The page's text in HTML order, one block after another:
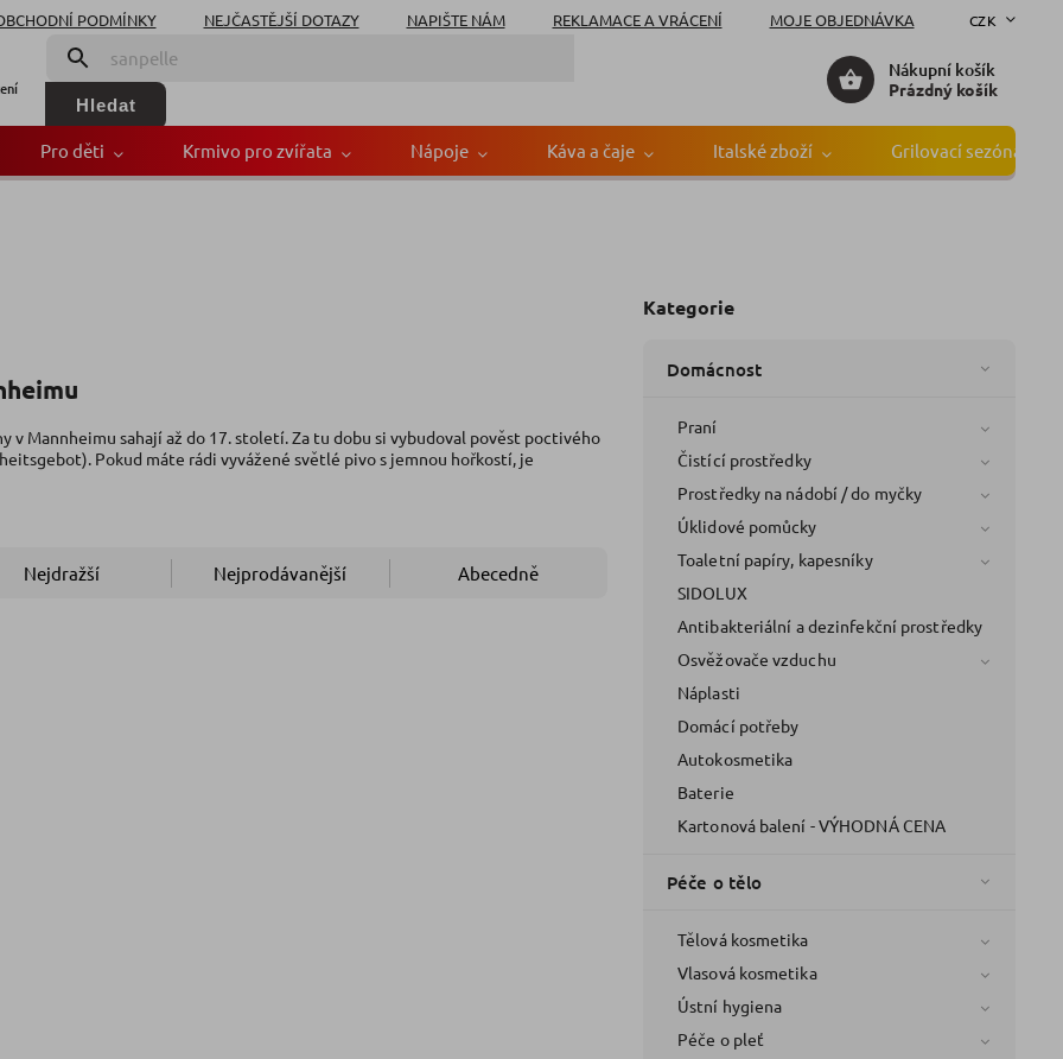
PODMÍNKY NEJČASTĚJŠÍ DOTAZY NAPIŠTE NÁM REKLAMACE A VRÁCENÍ MOJE OBJEDNÁVKA CZK
Hledat
Nákupní košík
Prázdný košík
Pro děti Krmivo pro zvířata Nápoje Káva a čaje Italské zboží Grilovací sezóna
Kategorie
Domácnost
Praní
Čistící prostředky
Prostředky na nádobí / do myčky
Úklidové pomůcky
Toaletní papíry, kapesníky
SIDOLUX
Antibakteriální a dezinfekční prostředky
Osvěžovače vzduchu
Náplasti
Domácí potřeby
Autokosmetika
Baterie
Kartonová balení - VÝHODNÁ CENA
Péče o tělo
Tělová kosmetika
Vlasová kosmetika
Ústní hygiena
Péče o pleť
v Mannheimu sahají až do 17. století. Za tu dobu si vybudoval pověst poctivého
Pokud máte rádi vyvážené světlé pivo s jemnou hořkostí, je
Nejdražší Nejprodávanější Abecedně